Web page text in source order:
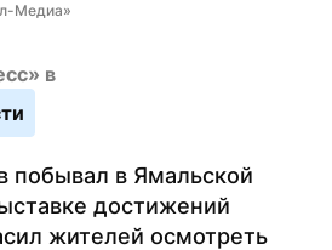
Медиа»
в
побывал в Ямальской
достижений
жителей осмотреть